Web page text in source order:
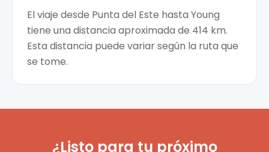
El viaje desde Punta del Este hasta Young
tiene una distancia aproximada de 414 km.
Esta distancia puede variar según la ruta que
se tome.
¿Listo para tu próximo